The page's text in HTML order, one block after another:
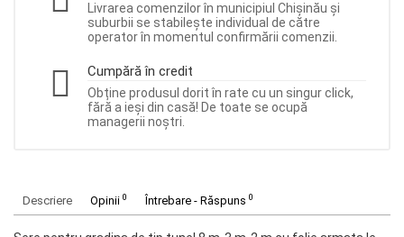
Livrarea comenzilor în municipiul Chișinău și
suburbii se stabilește individual de către
operator în momentul confirmării comenzii.
Cumpără în credit
Obține produsul dorit în rate cu un singur click,
fără a ieși din casă! De toate se ocupă
managerii noștri.
Descriere Opinii 0 Întrebare - Răspuns 0